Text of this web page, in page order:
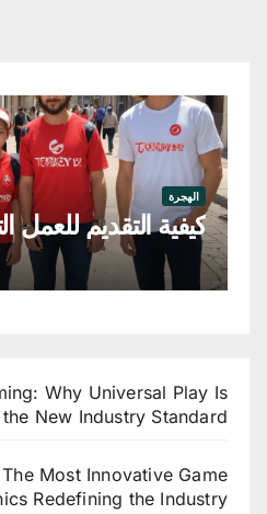
الهجرة
كيفية التقديم للعمل
Why Universal Play Is
the New Industry Standard
Most Innovative Game
Redefining the Industry